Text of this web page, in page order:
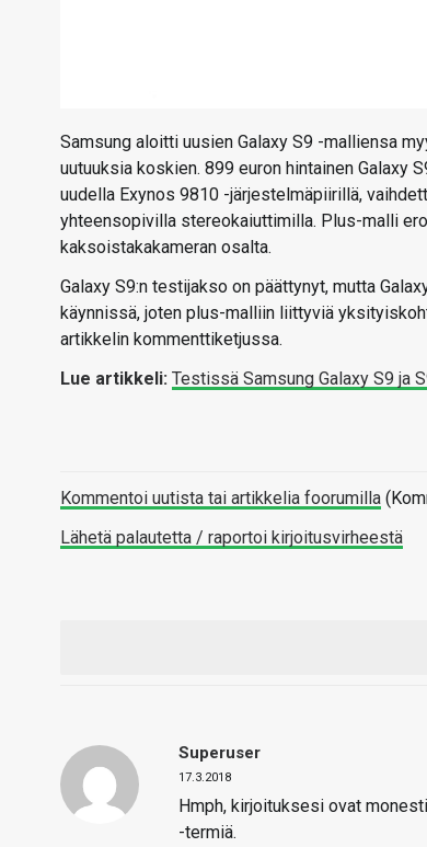
Samsung aloitti uusien Galaxy S9 -malliensa
uutuuksia koskien. 899 euron hintainen Galaxy
uudella Exynos 9810 -järjestelmäpiirillä,
yhteensopivilla stereokaiuttimilla. Plus-malli
kaksoistakakameran osalta.
Galaxy S9:n testijakso on päättynyt, mutta
käynnissä, joten plus-malliin liittyviä
artikkelin kommenttiketjussa.
Lue artikkeli: Testissä Samsung Galaxy S9 ja
Kommentoi uutista tai artikkelia foorumilla
Lähetä palautetta / raportoi kirjoitusvirheestä
Superuser
17.3.2018
Hmph, kirjoituksesi ovat
-termiä.